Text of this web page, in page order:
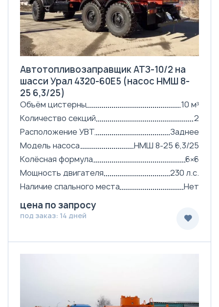
Автотопливозаправщик АТЗ-10/2 на
шасси Урал 4320-60Е5 (насос НМШ 8-
25 6,3/25)
Объём цистерны
10 м³
Количество секций
2
Расположение УВТ
Заднее
Модель насоса
НМШ 8-25 6,3/25
Колёсная формула
6×6
Мощность двигателя
230 л.с.
Наличие спального места
Нет
цена по запросу
под заказ: 14 дней